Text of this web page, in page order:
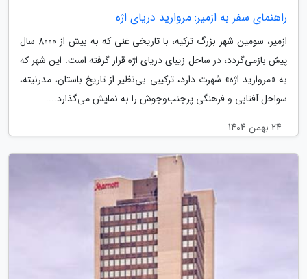
راهنمای سفر به ازمیر: مروارید دریای اژه
ازمیر، سومین شهر بزرگ ترکیه، با تاریخی غنی که به بیش از 8000 سال
پیش بازمی‌گردد، در ساحل زیبای دریای اژه قرار گرفته است. این شهر که
به «مروارید اژه» شهرت دارد، ترکیبی بی‌نظیر از تاریخ باستان، مدرنیته،
سواحل آفتابی و فرهنگی پرجنب‌وجوش را به نمایش می‌گذارد....
24 بهمن 1404